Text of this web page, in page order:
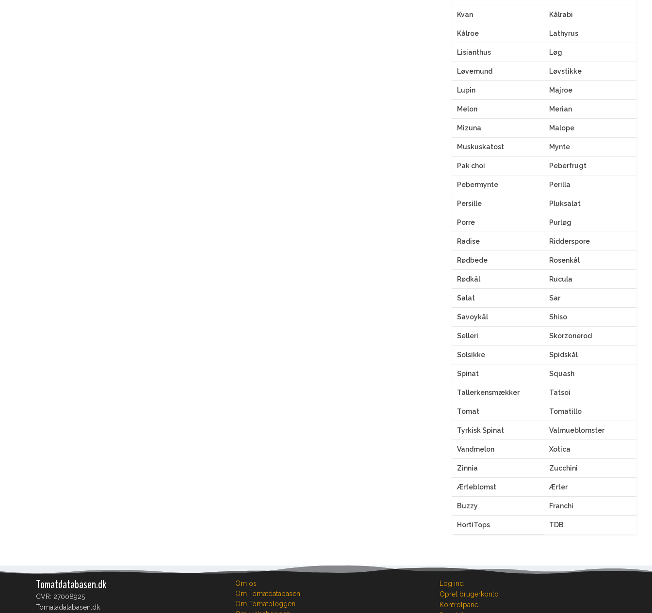
Kvan Kålrabi
Kålroe Lathyrus
Lisianthus Løg
Løvemund Løvstikke
Lupin Majroe
Melon Merian
Mizuna Malope
Muskuskatost Mynte
Pak choi Peberfrugt
Pebermynte Perilla
Persille Pluksalat
Porre Purløg
Radise Ridderspore
Rødbede Rosenkål
Rødkål Rucula
Salat Sar
Savoykål Shiso
Selleri Skorzonerod
Solsikke Spidskål
Spinat Squash
Tallerkensmækker Tatsoi
Tomat Tomatillo
Tyrkisk Spinat Valmueblomster
Vandmelon Xotica
Zinnia Zucchini
Ærteblomst Ærter
Buzzy Franchi
HortiTops TDB
Tomatdatabasen.dk
CVR: 27008925
Tomatadatabasen.dk
Om os
Om Tomatdatabasen
Om Tomatbloggen
Log ind
Opret brugerkonto
Kontrolpanel